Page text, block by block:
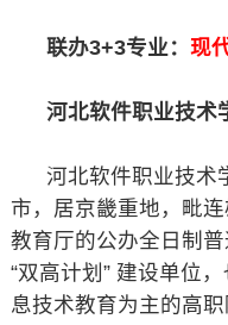
联办3+3专业： 现
河北软件职业技术
河北软件职业技术
市，居京畿重地，毗
教育厅的公办全日制
“双高计划” 建设单位
息技术教育为主的高职